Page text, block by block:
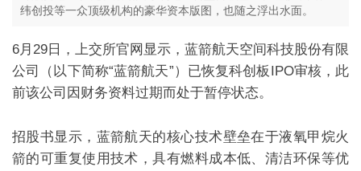
纬创投等一众顶级机构的豪华资本版图，也随之浮出水面。
6月 29 日，上交所官网显示，蓝箭航天空间科技股份有限
公司（以下简称“蓝箭航天”）已恢复科创板 IPO审核，此
前该公司因财务资料过期而处于暂停状态。
招股书显示，蓝箭航天的核心技术壁垒在于液氧甲烷火
箭的可重复使用技术，具有燃料成本低、清洁环保等优